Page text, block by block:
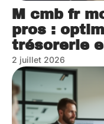
M cmb fr
pros :
trésorerie
2 juillet 2026